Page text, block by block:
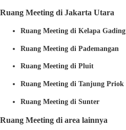
Ruang Meeting di Jakarta Utara
Ruang Meeting di Kelapa Gading
Ruang Meeting di Pademangan
Ruang Meeting di Pluit
Ruang Meeting di Tanjung Priok
Ruang Meeting di Sunter
Ruang Meeting di area lainnya